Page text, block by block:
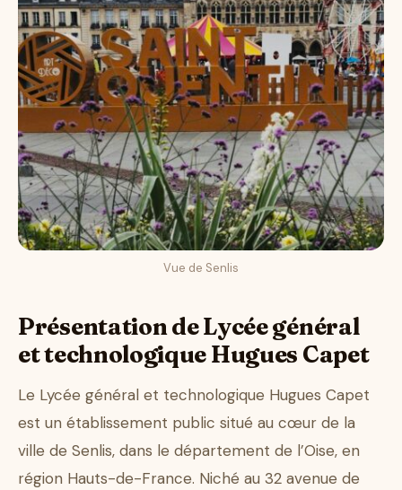
Vue de Senlis
Présentation de Lycée général
et technologique Hugues Capet
Le Lycée général et technologique Hugues Capet
est un établissement public situé au cœur de la
ville de Senlis, dans le département de l’Oise, en
région Hauts-de-France. Niché au 32 avenue de